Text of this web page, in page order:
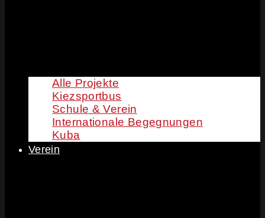
Alle Projekte
Kiezsportbus
Schule & Verein
Internationale Begegnungen
Kuba
Verein